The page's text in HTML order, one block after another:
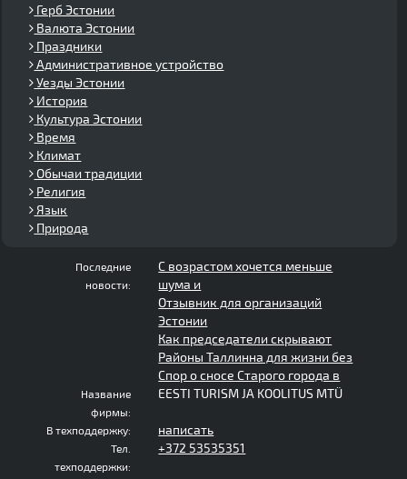
Герб Эстонии
Валюта Эстонии
Праздники
Административное устройство
Уезды Эстонии
История
Культура Эстонии
Время
Климат
Обычаи традиции
Религия
Язык
Природа
Последние
новости:
С возрастом хочется меньше
шума и
Отзывник для организаций
Эстонии
Как председатели скрывают
Районы Таллинна для жизни без
Спор о сносе Старого города в
Название
фирмы:
EESTI TURISM JA KOOLITUS MTÜ
В техподдержку: написать
Тел.
техподдержки:
+372 53535351